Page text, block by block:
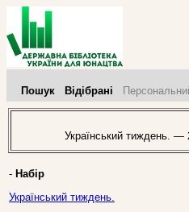
Пошук Відібрані
Український тиждень.
- Набір
Український тиждень.